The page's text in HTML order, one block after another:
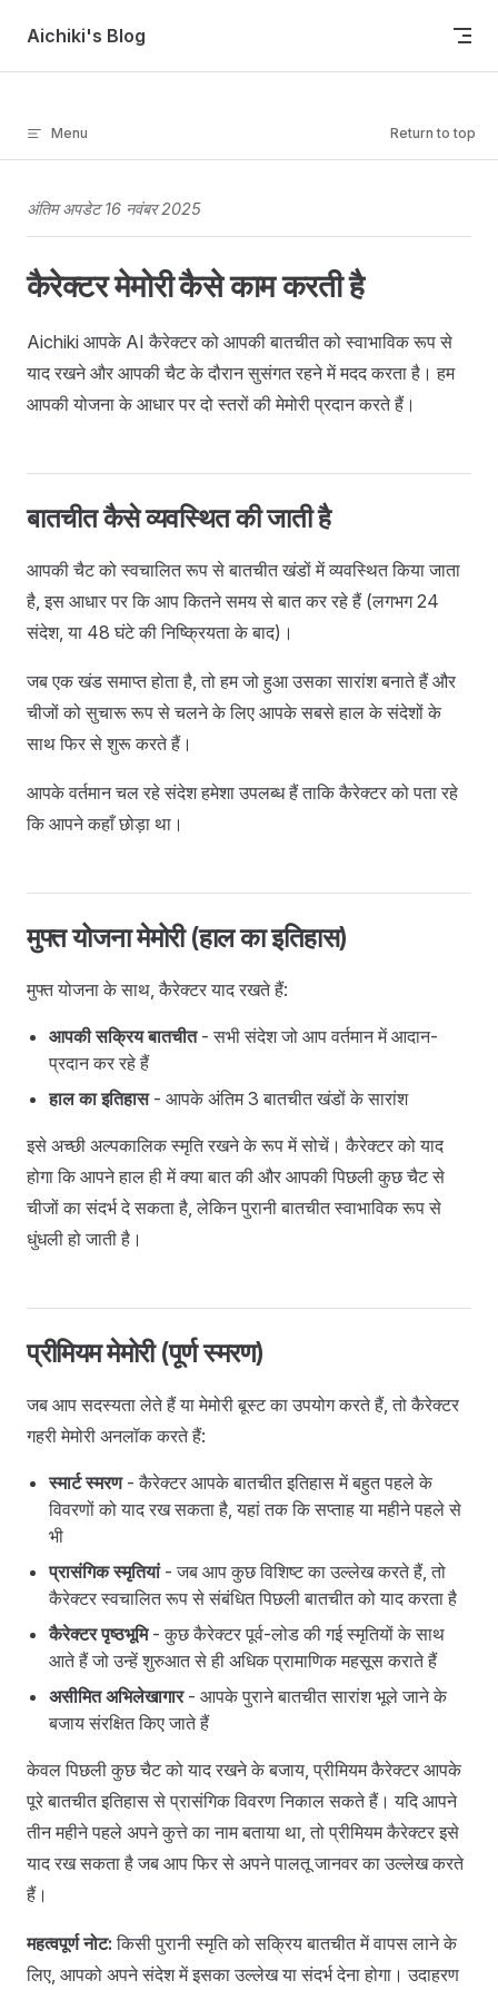
Skip to content
Aichiki's Blog
Menu Return to top
अंतिम अपडेट 16 नवंबर 2025
कैरेक्टर मेमोरी कैसे काम करती है
Aichiki आपके AI कैरेक्टर को आपकी बातचीत को स्वाभाविक रूप से
याद रखने और आपकी चैट के दौरान सुसंगत रहने में मदद करता है। हम
आपकी योजना के आधार पर दो स्तरों की मेमोरी प्रदान करते हैं।
बातचीत कैसे व्यवस्थित की जाती है
आपकी चैट को स्वचालित रूप से बातचीत खंडों में व्यवस्थित किया जाता
है, इस आधार पर कि आप कितने समय से बात कर रहे हैं (लगभग 24
संदेश, या 48 घंटे की निष्क्रियता के बाद)।
जब एक खंड समाप्त होता है, तो हम जो हुआ उसका सारांश बनाते हैं और
चीजों को सुचारू रूप से चलने के लिए आपके सबसे हाल के संदेशों के
साथ फिर से शुरू करते हैं।
आपके वर्तमान चल रहे संदेश हमेशा उपलब्ध हैं ताकि कैरेक्टर को पता रहे
कि आपने कहाँ छोड़ा था।
मुफ्त योजना मेमोरी (हाल का इतिहास)
मुफ्त योजना के साथ, कैरेक्टर याद रखते हैं:
आपकी सक्रिय बातचीत- सभी संदेश जो आप वर्तमान में आदान-
प्रदान कर रहे हैं
हाल का इतिहास- आपके अंतिम 3 बातचीत खंडों के सारांश
इसे अच्छी अल्पकालिक स्मृति रखने के रूप में सोचें। कैरेक्टर को याद
होगा कि आपने हाल ही में क्या बात की और आपकी पिछली कुछ चैट से
चीजों का संदर्भ दे सकता है, लेकिन पुरानी बातचीत स्वाभाविक रूप से
धुंधली हो जाती है।
प्रीमियम मेमोरी (पूर्ण स्मरण)
जब आप सदस्यता लेते हैं या मेमोरी बूस्ट का उपयोग करते हैं, तो कैरेक्टर
गहरी मेमोरी अनलॉक करते हैं:
स्मार्ट स्मरण- कैरेक्टर आपके बातचीत इतिहास में बहुत पहले के
विवरणों को याद रख सकता है, यहां तक कि सप्ताह या महीने पहले से
भी
प्रासंगिक स्मृतियां- जब आप कुछ विशिष्ट का उल्लेख करते हैं, तो
कैरेक्टर स्वचालित रूप से संबंधित पिछली बातचीत को याद करता है
कैरेक्टर पृष्ठभूमि- कुछ कैरेक्टर पूर्व-लोड की गई स्मृतियों के साथ
आते हैं जो उन्हें शुरुआत से ही अधिक प्रामाणिक महसूस कराते हैं
असीमित अभिलेखागार- आपके पुराने बातचीत सारांश भूले जाने के
बजाय संरक्षित किए जाते हैं
केवल पिछली कुछ चैट को याद रखने के बजाय, प्रीमियम कैरेक्टर आपके
पूरे बातचीत इतिहास से प्रासंगिक विवरण निकाल सकते हैं। यदि आपने
तीन महीने पहले अपने कुत्ते का नाम बताया था, तो प्रीमियम कैरेक्टर इसे
याद रख सकता है जब आप फिर से अपने पालतू जानवर का उल्लेख करते
हैं।
महत्वपूर्ण नोट: किसी पुरानी स्मृति को सक्रिय बातचीत में वापस लाने के
लिए, आपको अपने संदेश में इसका उल्लेख या संदर्भ देना होगा। उदाहरण